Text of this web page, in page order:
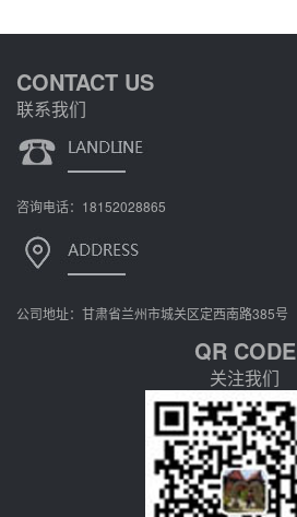
CONTACT US
联系我们
咨询电话：18152028865
公司地址：甘肃省兰州市城关区定西南路385号
QR CODE
关注我们